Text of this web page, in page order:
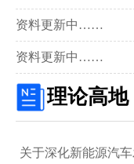
资料更新中……
资料更新中……
理论高地
关于深化新能源汽